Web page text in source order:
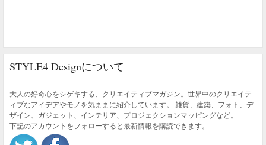
STYLE4 Designについて
大人の好奇心をシゲキする、クリエイティブマガジン。世界中のクリエイテ
ィブなアイデアやモノを気ままに紹介しています。 雑貨、建築、フォト、デ
ザイン、ガジェット、インテリア、プロジェクションマッピングなど。
下記のアカウントをフォローすると最新情報を購読できます。